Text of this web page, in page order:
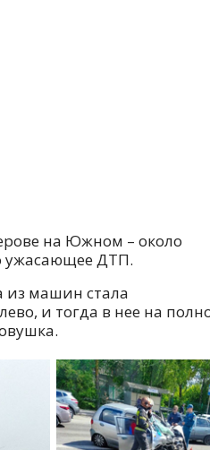
на Южном – около
ужасающее ДТП.
из машин стала
и тогда в нее на